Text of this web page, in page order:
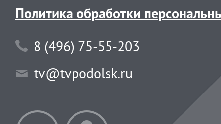
Политика обработки
8 (496) 75-55-203
tv@tvpodolsk.ru